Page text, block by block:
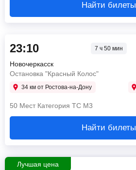
Найти билеты
23:10 7 ч 50 мин
Новочеркасск
Остановка "Красный Колос"
34 км от Ростова-на-Дону
50 Мест Категория ТС М3
Найти билеты
Лучшая цена